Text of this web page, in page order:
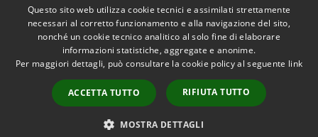
Accessibilità
Copyright © 2026 • Comune di
Ponteranica • Powered by
Municipium•
Accesso
redazione
Questo sito web utilizza cookie tecnici e assimilati strettamente
necessari al corretto funzionamento e alla navigazione del sito,
nonché un cookie tecnico analitico al solo fine di elaborare
informazioni statistiche, aggregate e anonime.
Per maggiori dettagli, può consultare la cookie policy al seguente link
ACCETTA TUTTO RIFIUTA TUTTO
MOSTRA DETTAGLI